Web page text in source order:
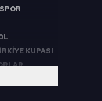
KUPASI